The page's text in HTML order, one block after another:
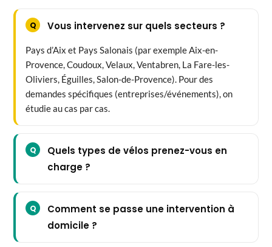
Vous intervenez sur quels secteurs ?
Pays d’Aix et Pays Salonais (par exemple Aix-en-
Provence, Coudoux, Velaux, Ventabren, La Fare-les-
Oliviers, Éguilles, Salon-de-Provence). Pour des
demandes spécifiques (entreprises/événements), on
étudie au cas par cas.
Quels types de vélos prenez-vous en
charge ?
Comment se passe une intervention à
domicile ?